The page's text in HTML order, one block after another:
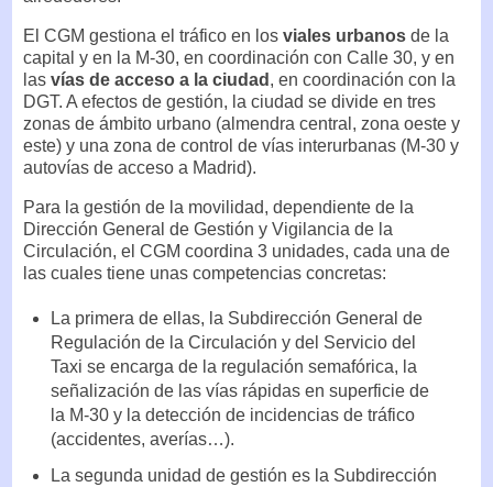
El CGM gestiona el tráfico en los viales urbanos de la
capital y en la M-30, en coordinación con Calle 30, y en
las vías de acceso a la ciudad , en coordinación con la
DGT. A efectos de gestión, la ciudad se divide en tres
zonas de ámbito urbano (almendra central, zona oeste y
este) y una zona de control de vías interurbanas (M-30 y
autovías de acceso a Madrid).
Para la gestión de la movilidad, dependiente de la
Dirección General de Gestión y Vigilancia de la
Circulación, el CGM coordina 3 unidades, cada una de
las cuales tiene unas competencias concretas:
La primera de ellas, la Subdirección General de
Regulación de la Circulación y del Servicio del
Taxi se encarga de la regulación semafórica, la
señalización de las vías rápidas en superficie de
la M-30 y la detección de incidencias de tráfico
(accidentes, averías…).
La segunda unidad de gestión es la Subdirección